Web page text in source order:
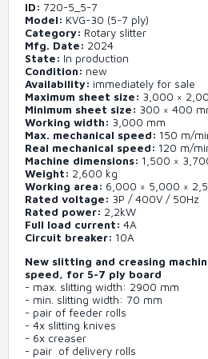
ID
720-5_5-7
Model
KVG-30 (5-7 ply)
Category
Rotary slitter
Mfg. Date
2024
State
In production
Condition
new
Availability
immediately for sale
Maximum sheet size
3,000 ×
Minimum sheet size
300 × 400
Working width
3,000 mm
Max. mechanical speed
150 m/
Real mechanical speed
120 m/
Machine dimensions
1,500 ×
Weight
2,600 kg
Working area
6,000 × 5,000 ×
Rated voltage
3P / 400V / 50Hz
Rated power
2,2kW
Full load current
4A
Circuit breaker
10A
New slitting and creasing
speed, for 5-7 ply board
- max. slitting width: 2900 mm
- min. slitting width: 70 mm
- pair of feeder rolls
- 4x slitting knives
- 6x creaser
- pair of delivery rolls